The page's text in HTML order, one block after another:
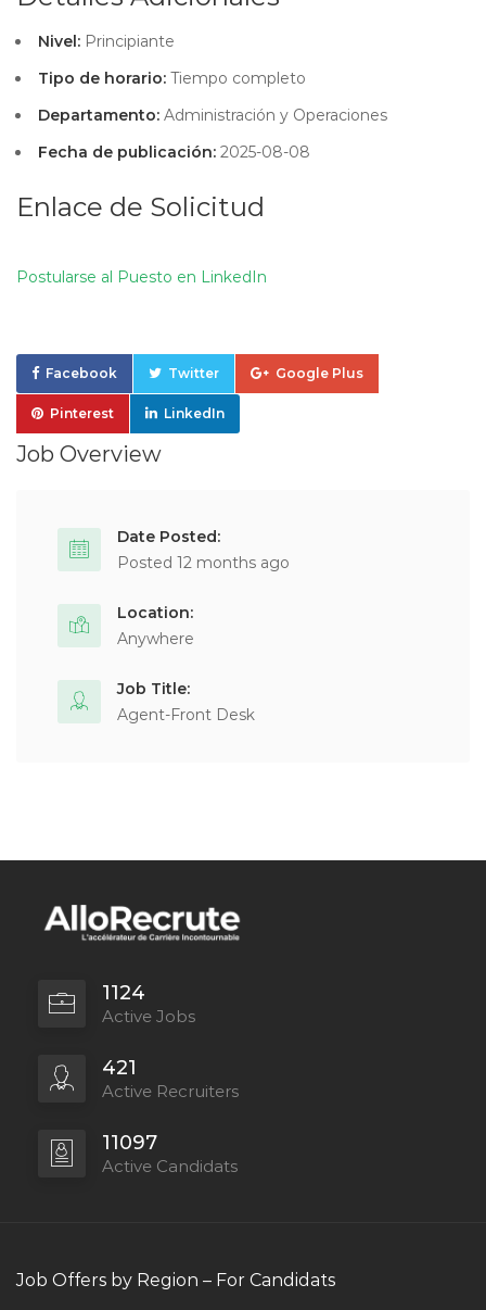
Nivel: Principiante
Tipo de horario: Tiempo completo
Departamento: Administración y Operaciones
Fecha de publicación: 2025-08-08
Enlace de Solicitud
Postularse al Puesto en LinkedIn
Facebook Twitter Google Plus
Pinterest LinkedIn
Job Overview
Date Posted:
Posted 12 months ago
Location:
Anywhere
Job Title:
Agent-Front Desk
1124
Active Jobs
421
Active Recruiters
11097
Active Candidats
Job Offers by Region – For Candidats